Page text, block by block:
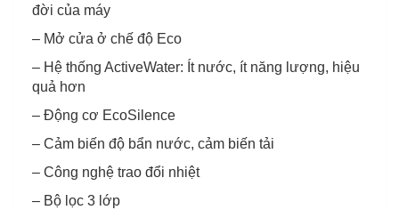
đời của máy
– Mở cửa ở chế độ Eco
– Hệ thống ActiveWater: Ít nước, ít năng lượng, hiệu
quả hơn
– Động cơ EcoSilence
– Cảm biến độ bẩn nước, cảm biến tải
– Công nghệ trao đổi nhiệt
– Bộ lọc 3 lớp